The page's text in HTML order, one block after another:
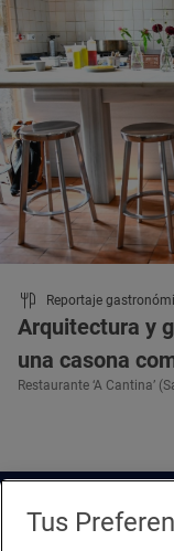
Reportaje
Arquitectura y
una casona
Restaurante ‘A Cantina’
Suscríbete a la
Tus